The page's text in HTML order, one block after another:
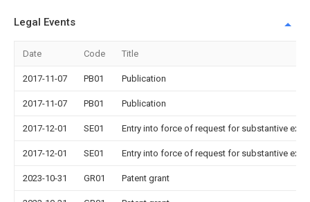
Legal Events
Date Code Title
2017-11-07 PB01 Publication
2017-11-07 PB01 Publication
2017-12-01 SE01 Entry into force of request for substantive
2017-12-01 SE01 Entry into force of request for substantive
2023-10-31 GR01 Patent grant